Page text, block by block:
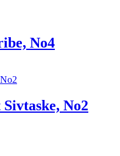
No4
No2